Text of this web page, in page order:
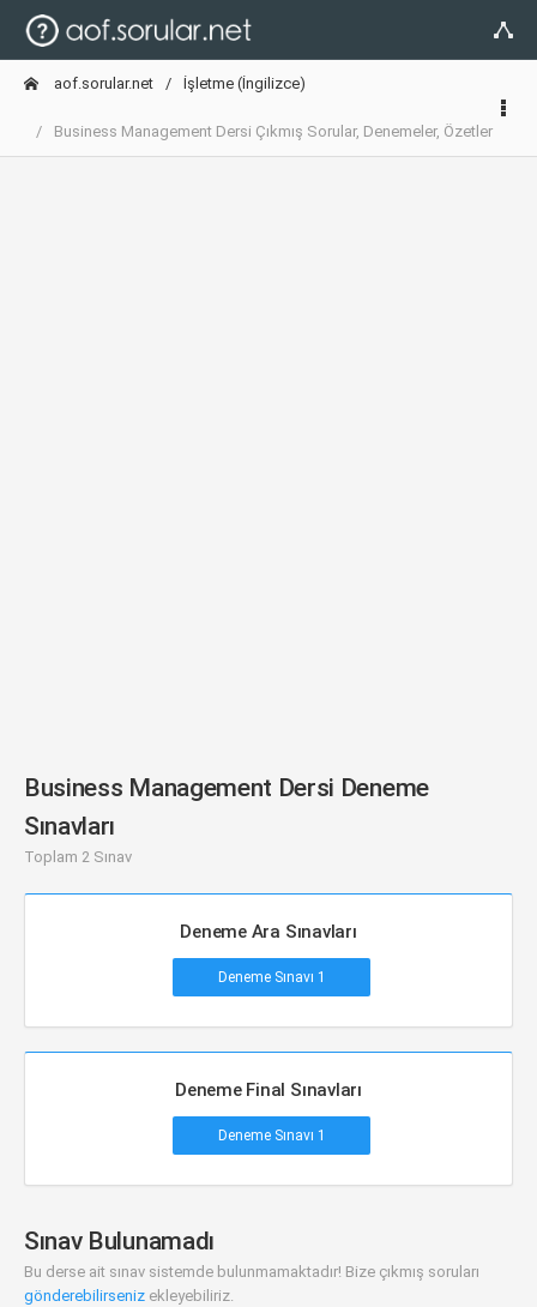
aof.sorular.net İşletme (İngilizce)
Business Management Dersi Çıkmış Sorular, Denemeler, Özetler
Business Management Dersi Deneme
Sınavları
Toplam 2 Sınav
Deneme Ara Sınavları
Deneme Sınavı 1
Deneme Final Sınavları
Deneme Sınavı 1
Sınav Bulunamadı
Bu derse ait sınav sistemde bulunmamaktadır! Bize çıkmış soruları
gönderebilirseniz ekleyebiliriz.